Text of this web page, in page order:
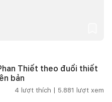
Thiết theo đuổi thiết
bản
4 lượt thích | 5.881 lượt xem